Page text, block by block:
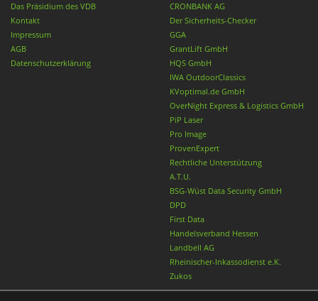
Das Präsidium des VDB
Kontakt
Impressum
AGB
Datenschutzerklärung
CRONBANK AG
Der Sicherheits-Checker
GGA
GrantLift GmbH
HQS GmbH
IWA OutdoorClassics
KVoptimal.de GmbH
OverNight Express & Logistics GmbH
PiP Laser
Pro Image
ProvenExpert
Rechtliche Unterstützung
A.T.U.
BSG-Wüst Data Security GmbH
DPD
First Data
Handelsverband Hessen
Landbell AG
Rheinischer-Inkassodienst e.K.
Zukos